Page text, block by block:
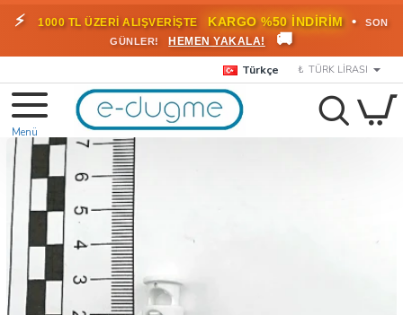
⚡ 1000 TL ÜZERİ ALIŞVERİŞTE KARGO %50 İNDİRİM •
SON
GÜNLER!
HEMEN YAKALA! 🚚
Türkçe ₺ TÜRK LIRASI